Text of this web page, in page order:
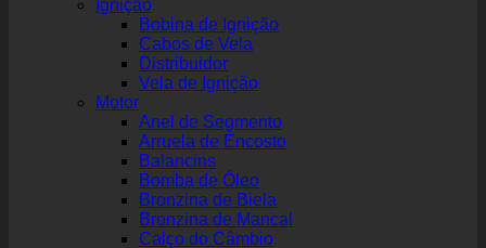
Ignição
Bobina de Ignição
Cabos de Vela
Distribuidor
Vela de Ignição
Motor
Anel de Segmento
Arruela de Encosto
Balancins
Bomba de Óleo
Bronzina de Biela
Bronzina de Mancal
Calço do Câmbio